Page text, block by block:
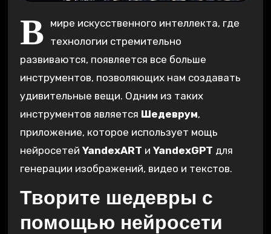
В мире искусственного интеллекта, где
технологии стремительно
развиваются, появляется все больше
инструментов, позволяющих нам создавать
удивительные вещи. Одним из таких
инструментов является Шедеврум,
приложение, которое использует мощь
нейросетей YandexART и YandexGPT для
генерации изображений, видео и текстов.
Творите шедевры с
помощью нейросети